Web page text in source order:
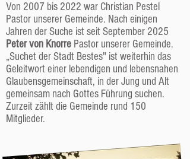
Von 2007 bis 2022 war Christian Pestel
Pastor unserer Gemeinde. Nach einigen
Jahren der Suche ist seit September 2025
Peter von Knorre Pastor unserer Gemeinde.
„Suchet der Stadt Bestes" ist weiterhin das
Geleitwort einer lebendigen und lebensnahen
Glaubensgemeinschaft, in der Jung und Alt
gemeinsam nach Gottes Führung suchen.
Zurzeit zählt die Gemeinde rund 150
Mitglieder.